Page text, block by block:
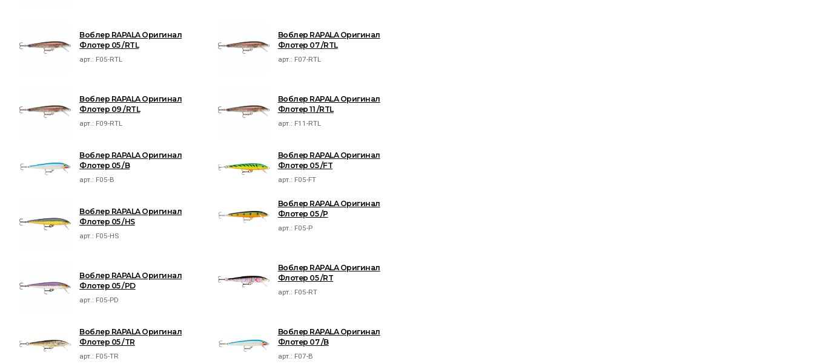
Воблер RAPALA Оригинал
Флотер 05 /RTL
арт.: F05-RTL
Воблер RAPALA Оригинал
Флотер 07 /RTL
арт.: F07-RTL
Воблер RAPALA Оригинал
Флотер 09 /RTL
арт.: F09-RTL
Воблер RAPALA Оригинал
Флотер 11 /RTL
арт.: F11-RTL
Воблер RAPALA Оригинал
Флотер 05 /B
арт.: F05-B
Воблер RAPALA Оригинал
Флотер 05 /FT
арт.: F05-FT
Воблер RAPALA Оригинал
Флотер 05 /HS
арт.: F05-HS
Воблер RAPALA Оригинал
Флотер 05 /P
арт.: F05-P
Воблер RAPALA Оригинал
Флотер 05 /PD
арт.: F05-PD
Воблер RAPALA Оригинал
Флотер 05 /RT
арт.: F05-RT
Воблер RAPALA Оригинал
Флотер 05 /TR
арт.: F05-TR
Воблер RAPALA Оригинал
Флотер 07 /B
арт.: F07-B